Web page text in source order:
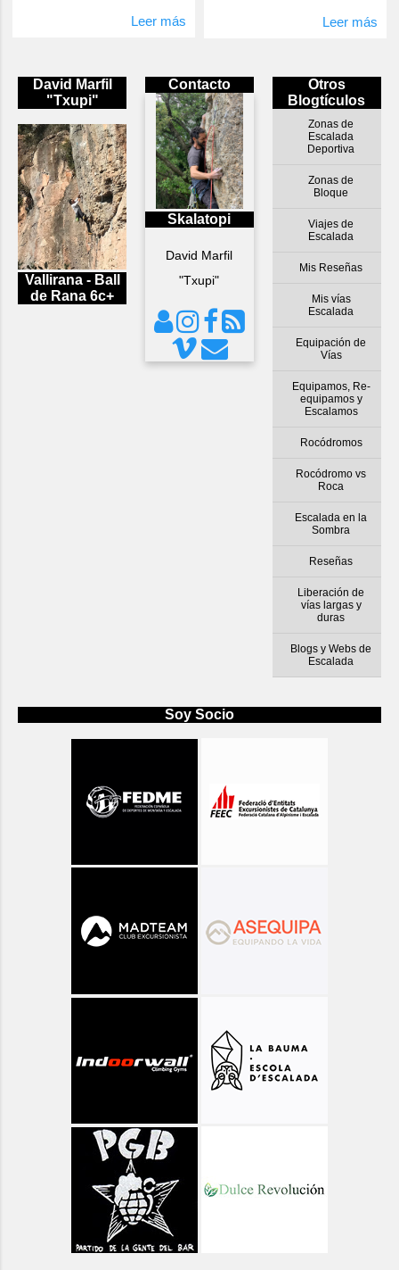
Leer más
Leer más
Otros
Blogtículos
Zonas de
Escalada
Deportiva
Zonas de
Bloque
Viajes de
Escalada
Mis Reseñas
Mis vías
Escalada
Equipación de
Vías
Equipamos, Re-
equipamos y
Escalamos
Rocódromos
Rocódromo vs
Roca
Escalada en la
Sombra
Reseñas
Liberación de
vías largas y
duras
Blogs y Webs de
Escalada
David Marfil
"Txupi"
Vallirana - Ball
de Rana 6c+
Contacto
Skalatopi
David Marfil
"Txupi"
Soy Socio